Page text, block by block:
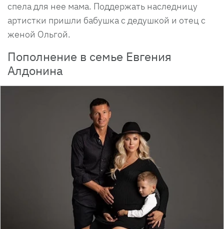
спела для нее мама. Поддержать наследницу
артистки пришли бабушка с дедушкой и отец с
женой Ольгой.
Пополнение в семье Евгения
Алдонина